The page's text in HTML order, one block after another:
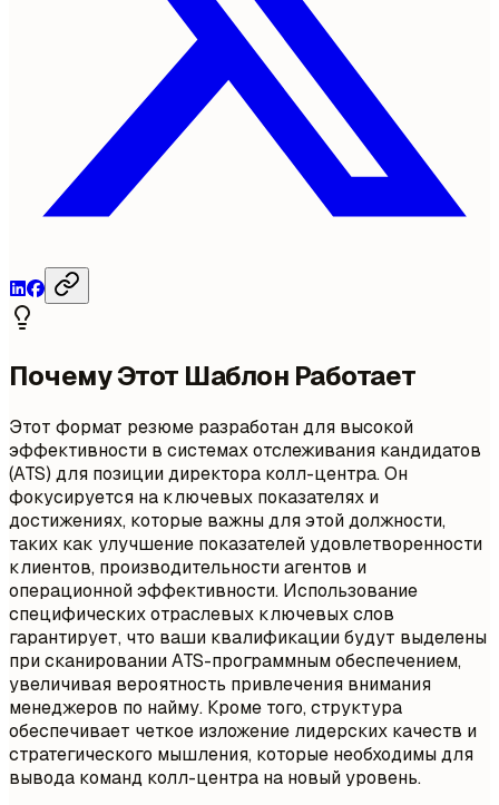
Почему Этот Шаблон Работает
Этот формат резюме разработан для высокой
эффективности в системах отслеживания кандидатов
(ATS) для позиции директора колл-центра. Он
фокусируется на ключевых показателях и
достижениях, которые важны для этой должности,
таких как улучшение показателей удовлетворенности
клиентов, производительности агентов и
операционной эффективности. Использование
специфических отраслевых ключевых слов
гарантирует, что ваши квалификации будут выделены
при сканировании ATS-программным обеспечением,
увеличивая вероятность привлечения внимания
менеджеров по найму. Кроме того, структура
обеспечивает четкое изложение лидерских качеств и
стратегического мышления, которые необходимы для
вывода команд колл-центра на новый уровень.